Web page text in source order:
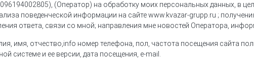
(Оператор) на обработку моих персональных данных, в
поведенческой информации на сайте www.kvazar-grupp.ru ;
ответа, связи со мной; направления мне новостей Оператора,
имя, отчество,info номер телефона, пол, частота посещения сайта
системе и ее версии, дата посещения, e-mail.